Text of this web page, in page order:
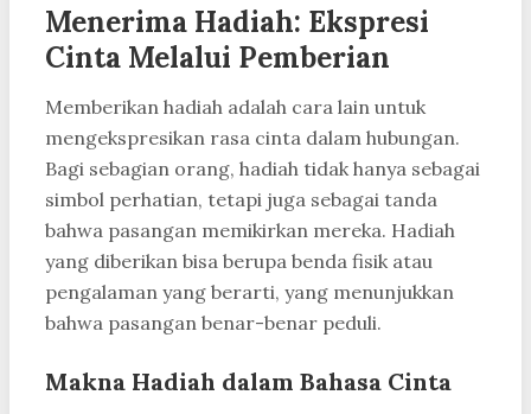
Menerima Hadiah: Ekspresi
Cinta Melalui Pemberian
Memberikan hadiah adalah cara lain untuk
mengekspresikan rasa cinta dalam hubungan.
Bagi sebagian orang, hadiah tidak hanya sebagai
simbol perhatian, tetapi juga sebagai tanda
bahwa pasangan memikirkan mereka. Hadiah
yang diberikan bisa berupa benda fisik atau
pengalaman yang berarti, yang menunjukkan
bahwa pasangan benar-benar peduli.
Makna Hadiah dalam Bahasa Cinta